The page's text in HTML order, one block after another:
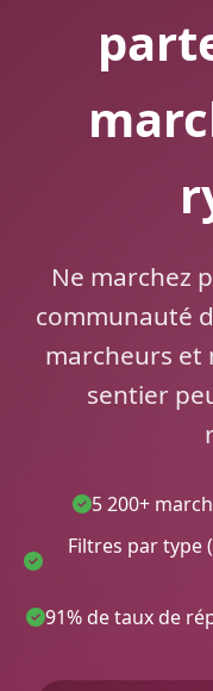
Ne marchez
communauté
marcheurs et
sentier
5 200+
Filtres par type
91% de taux de